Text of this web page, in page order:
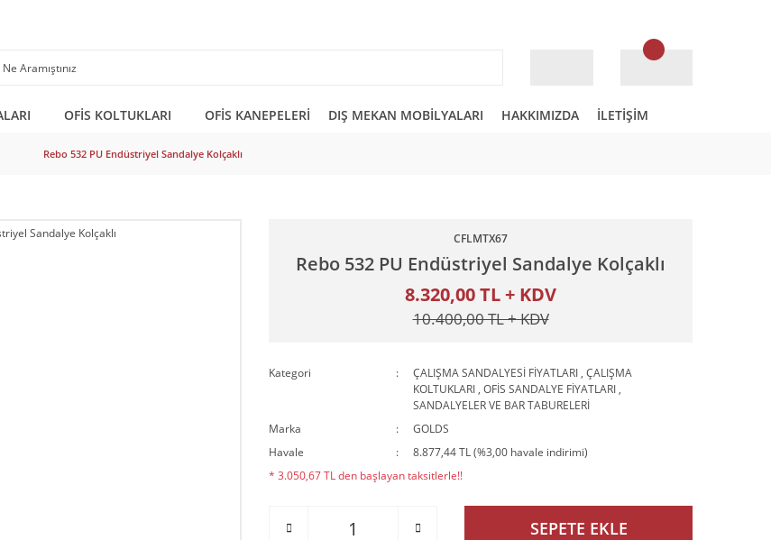
OFİS KOLTUKLARI OFİS KANEPELERİ DIŞ MEKAN MOBİLYALARI HAKKIMIZDA İLETİŞİM
Rebo 532 PU Endüstriyel Sandalye Kolçaklı
CFLMTX67
Rebo 532 PU Endüstriyel Sandalye Kolçaklı
8.320,00 TL + KDV
10.400,00 TL + KDV
Kategori ÇALIŞMA SANDALYESİ FİYATLARI , ÇALIŞMA
KOLTUKLARI , OFİS SANDALYE FİYATLARI ,
SANDALYELER VE BAR TABURELERİ
Marka
GOLDS
Havale
8.877,44 TL (%3,00 havale indirimi)
* 3.050,67 TL den başlayan taksitlerle!!
SEPETE EKLE